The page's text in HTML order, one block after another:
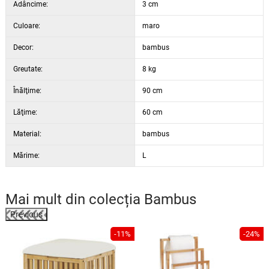
Adâncime: 3 cm
Culoare: maro
Decor: bambus
Greutate: 8 kg
Înălţime: 90 cm
Lăţime: 60 cm
Material: bambus
Mărime: L
Mai mult din colecția Bambus
Previous
-11% -24%